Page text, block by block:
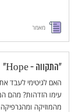
מאמר
"התקווה - Hope"
האם לגיטימי לעבד את
עימו הזדהות? מהם
מהמוזיקה